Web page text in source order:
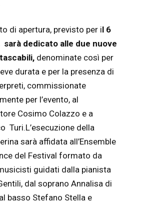
di apertura, previsto per il 6
sarà dedicato alle due nuove
denominate così per
durata e per la presenza di
commissionate
per l’evento, al
Cosimo Colazzo e a
Turi.L’esecuzione della
sarà affidata all’Ensemble
del Festival formato da
guidati dalla pianista
dal soprano Annalisa di
basso Stefano Stella e